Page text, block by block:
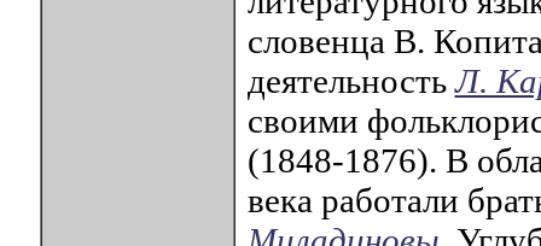
словенца В.
деятельностьЛ.
своими
(1848-1876). В
века работали